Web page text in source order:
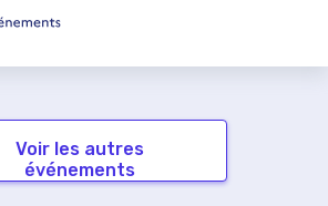
Voir les autres
événements